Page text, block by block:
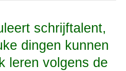
schrijftalent,
dingen kunnen
leren volgens de